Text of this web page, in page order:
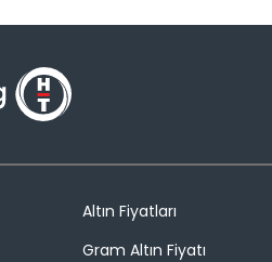
Altın Fiyatları
Gram Altın Fiyatı